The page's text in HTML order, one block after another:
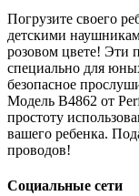
Погрузите своего
детскими
розовом цвете! Эти
специально для
безопасное
Модель B4862 от
простоту
вашего ребенка.
проводов!
Социальные сети